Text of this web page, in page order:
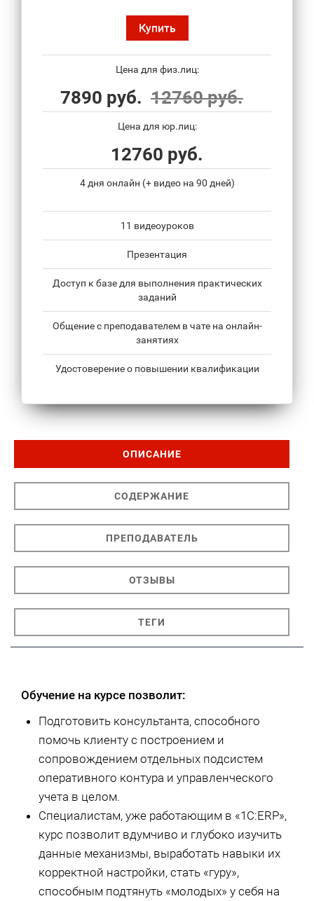
Купить
Цена для физ.лиц:
7890 руб. 12760 руб.
Цена для юр.лиц:
12760 руб.
4 дня онлайн (+ видео на 90 дней)
11 видеоуроков
Презентация
Доступ к базе для выполнения практических
заданий
Общение с преподавателем в чате на онлайн-
занятиях
Удостоверение о повышении квалификации
ОПИСАНИЕ
СОДЕРЖАНИЕ
ПРЕПОДАВАТЕЛЬ
ОТЗЫВЫ
ТЕГИ
Обучение на курсе позволит:
Подготовить консультанта, способного
помочь клиенту с построением и
сопровождением отдельных подсистем
оперативного контура и управленческого
учета в целом.
Специалистам, уже работающим в «1С:ERP»,
курс позволит вдумчиво и глубоко изучить
данные механизмы, выработать навыки их
корректной настройки, стать «гуру»,
способным подтянуть «молодых» у себя на